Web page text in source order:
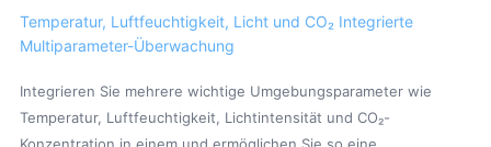
Temperatur, Luftfeuchtigkeit, Licht und CO₂ Integrierte
Multiparameter-Überwachung
Integrieren Sie mehrere wichtige Umgebungsparameter wie
Temperatur, Luftfeuchtigkeit, Lichtintensität und CO₂-